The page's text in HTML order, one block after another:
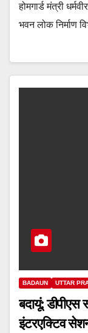
होमगार्ड मंत्री
भवन लोक निर्माण
BADAUN UTTAR
बदायूं: डीपीएस
इंटरएक्टिव